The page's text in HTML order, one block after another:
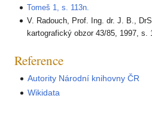
Tomeš 1, s. 113n.
V. Radouch, Prof. Ing. dr. J. B.,
kartografický obzor 43/85, 1997, s.
Reference
Autority Národní knihovny ČR
Wikidata